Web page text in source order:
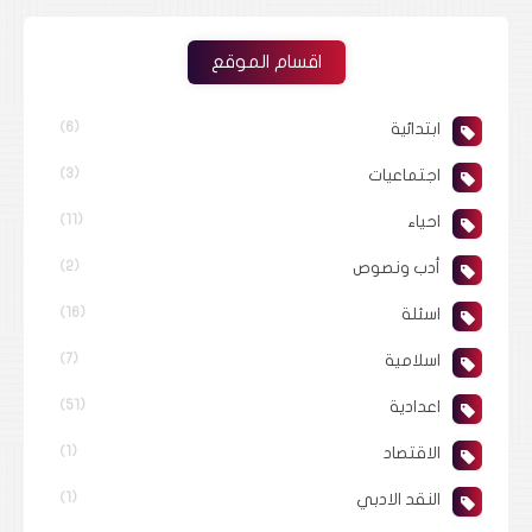
اقسام الموقع
ابتدائية (6)
اجتماعيات (3)
احياء (11)
أدب ونصوص (2)
اسئلة (16)
اسلامية (7)
اعدادية (51)
الاقتصاد (1)
النقد الادبي (1)